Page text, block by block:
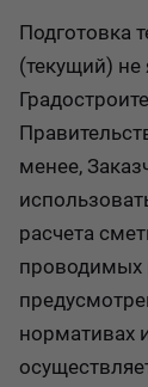
Подготовка
(текущий) не
менее,
расчета
проводимых
нормативах